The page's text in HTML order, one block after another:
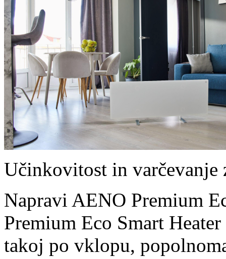
Učinkovitost in varčevanje
Napravi AENO Premium
Premium Eco Smart
takoj po vklopu,